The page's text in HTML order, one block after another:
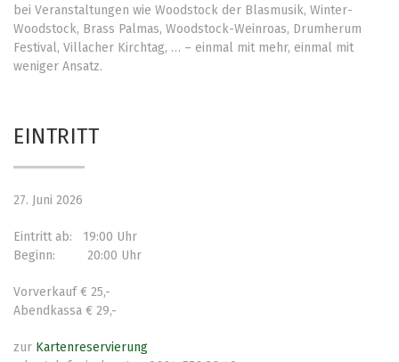
bei Veranstaltungen wie Woodstock der Blasmusik, Winter-
Woodstock, Brass Palmas, Woodstock-Weinroas, Drumherum
Festival, Villacher Kirchtag, … – einmal mit mehr, einmal mit
weniger Ansatz.
EINTRITT
27. Juni 2026
Eintritt ab: 19:00 Uhr
Beginn: 20:00 Uhr
Vorverkauf € 25,-
Abendkassa € 29,-
zur Kartenreservierung